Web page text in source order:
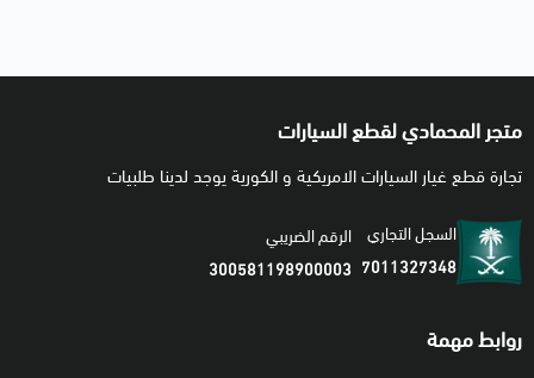
متجر المحمادي لقطع السيارات
تجارة قطع غيار السيارات الامريكية و الكورية يوجد لدينا طلبيات
السجل التجاري
7011327348
الرقم الضريبي
300581198900003
روابط مهمة